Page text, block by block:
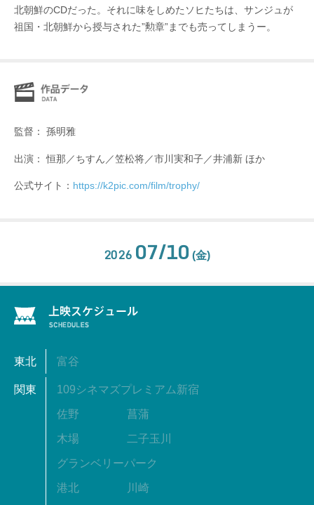
北朝鮮のCDだった。それに味をしめたソヒたちは、サンジュが
祖国・北朝鮮から授与された”勲章”までも売ってしまうー。
監督： 孫明雅
出演： 恒那／ちすん／笠松将／市川実和子／井浦新 ほか
公式サイト： https://k2pic.com/film/trophy/
2026 07/10 (金)
東北 富谷
関東 109シネマズプレミアム新宿
佐野 菖蒲
木場 二子玉川
グランベリーパーク
港北 川崎